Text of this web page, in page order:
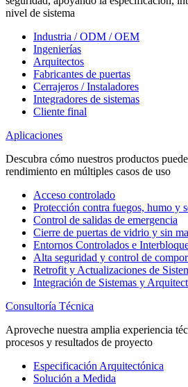
nivel de sistema
Industria / ODM / OEM
Ingenierías
Arquitectos
Fabricantes de puertas
Cerrajeros / Instaladores
Integradores de sistemas
Cliente final
Aplicaciones
Descubra cómo nuestros productos
rendimiento en múltiples casos de uso
Acceso controlado
Protección contra fuegos, humo y
Control de salidas de emergencia
Cierre de puertas de vidrio y sin
Entornos Controlados e
Alta seguridad y control de
Retrofit y Actualizaciones de
Integración de Sistemas y
Consultoría Técnica
Aproveche nuestra amplia experiencia
procesos y resultados de proyecto
Especificación Arquitectónica
Solución a Medida